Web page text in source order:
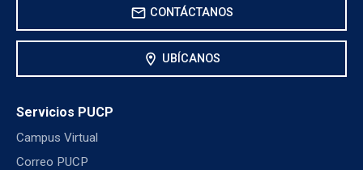
mail CONTÁCTANOS
location_on UBÍCANOS
Servicios PUCP
Campus Virtual
Correo PUCP